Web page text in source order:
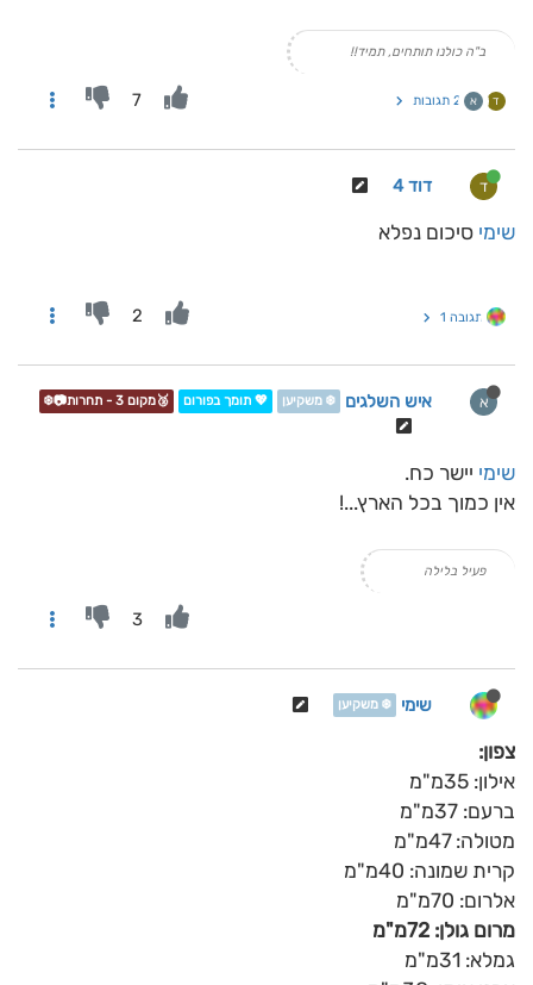
ב"ה כולנו תותחים, תמיד!!
ד א 2 תגובות 7
ד דוד 4
שימי סיכום נפלא
תגובה 1 2
א איש השלגים ❄️ משקיען 💖 תומך בפורום 🥉מקום 3 - תחרות📷❄️
שימי יישר כח.
אין כמוך בכל הארץ...!
פעיל בלילה
3
שימי ❄️ משקיען
צפון:
אילון: 35מ"מ
ברעם: 37מ"מ
מטולה: 47מ"מ
קרית שמונה: 40מ"מ
אלרום: 70מ"מ
מרום גולן: 72מ"מ
גמלא: 31מ"מ